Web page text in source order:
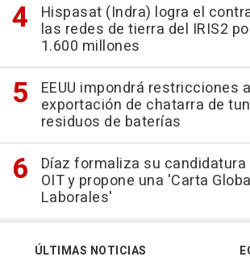
Hispasat (Indra) logra el
las redes de tierra del IRIS2
1.600 millones
EEUU impondrá restricciones
exportación de chatarra de
residuos de baterías
Díaz formaliza su candidatura
OIT y propone una 'Carta
Laborales'
ÚLTIMAS NOTICIAS